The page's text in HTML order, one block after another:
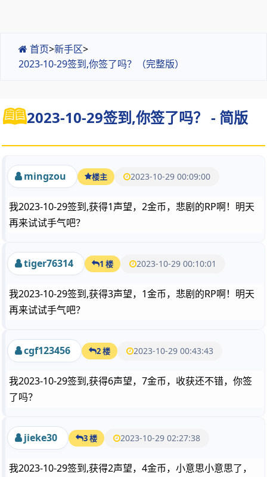
首页>新手区>
2023-10-29签到,你签了吗？（完整版）
2023-10-29签到,你签了吗？ - 简版
mingzou 楼主 2023-10-29 00:09:00
我2023-10-29签到,获得1声望，2金币，悲剧的RP啊！明天
再来试试手气吧？
tiger76314 1 楼 2023-10-29 00:10:01
我2023-10-29签到,获得3声望，1金币，悲剧的RP啊！明天
再来试试手气吧？
cgf123456 2 楼 2023-10-29 00:43:43
我2023-10-29签到,获得6声望，7金币，收获还不错，你签
了吗？
jieke30 3 楼 2023-10-29 02:27:38
我2023-10-29签到,获得2声望，4金币，小意思小意思了，